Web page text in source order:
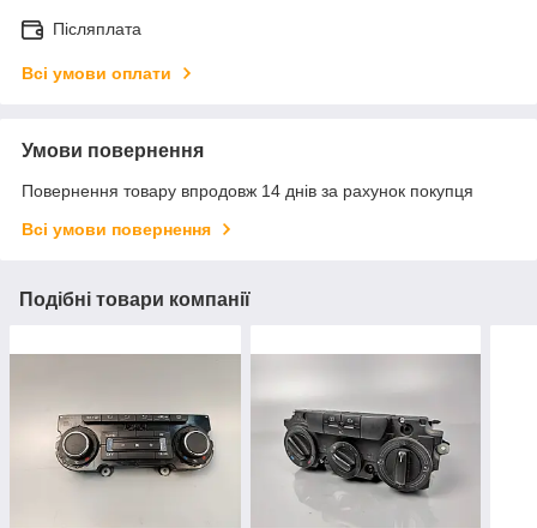
Післяплата
Всі умови оплати
Умови повернення
Повернення товару впродовж 14 днів за рахунок покупця
Всі умови повернення
Подібні товари компанії